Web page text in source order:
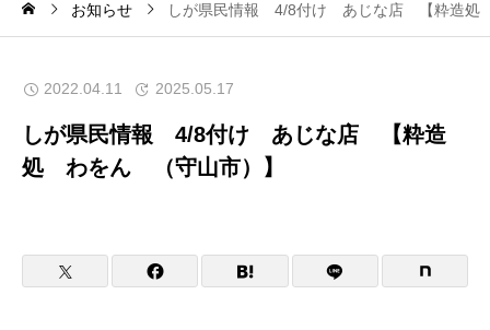
お知らせ しが県民情報 4/8付け あじな店 【粋造
2022.04.11 2025.05.17
しが県民情報 4/8付け あじな店 【粋造
処 わをん （守山市）】